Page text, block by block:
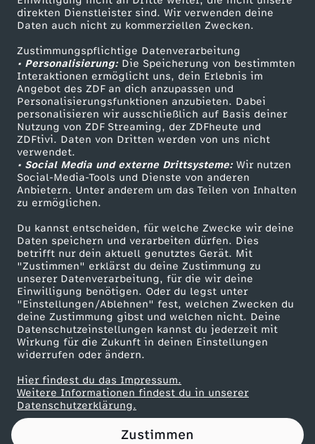
direkten Dienstleister sind. Wir verwenden deine
Daten auch nicht zu kommerziellen Zwecken.
Zustimmungspflichtige Datenverarbeitung
• Personalisierung:Die Speicherung von bestimmten
Interaktionen ermöglicht uns, dein Erlebnis im
Angebot des ZDF an dich anzupassen und
Personalisierungsfunktionen anzubieten. Dabei
personalisieren wir ausschließlich auf Basis deiner
Nutzung von ZDF Streaming, der ZDFheute und
ZDFtivi. Daten von Dritten werden von uns nicht
verwendet.
• Social Media und externe Drittsysteme:Wir nutzen
Social-Media-Tools und Dienste von anderen
Anbietern. Unter anderem um das Teilen von Inhalten
zu ermöglichen.
Du kannst entscheiden, für welche Zwecke wir deine
Daten speichern und verarbeiten dürfen. Dies
betrifft nur dein aktuell genutztes Gerät. Mit
"Zustimmen" erklärst du deine Zustimmung zu
unserer Datenverarbeitung, für die wir deine
Einwilligung benötigen. Oder du legst unter
"Einstellungen/Ablehnen" fest, welchen Zwecken du
deine Zustimmung gibst und welchen nicht. Deine
Datenschutzeinstellungen kannst du jederzeit mit
Wirkung für die Zukunft in deinen Einstellungen
widerrufen oder ändern.
Hier findest du das Impressum.
Weitere Informationen findest du in unserer
Datenschutzerklärung.
Zustimmen
a
r
a
K
a
n
u
(
M
+
F
)
:
Smart TV
ZDFtext
Livestreams
Sendungen A-Z
TV-Programm
Kontakt zum ZDF
Tickets
Zuschauerservice
Hilfe
ZDF Unternehmen
Karriere
ZDF goes Schule
Werbefernsehen
Mainzelmännchen
Partner